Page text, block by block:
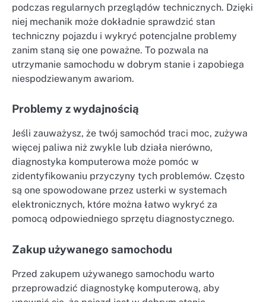
podczas regularnych przeglądów technicznych. Dzięki
niej mechanik może dokładnie sprawdzić stan
techniczny pojazdu i wykryć potencjalne problemy
zanim staną się one poważne. To pozwala na
utrzymanie samochodu w dobrym stanie i zapobiega
niespodziewanym awariom.
Problemy z wydajnością
Jeśli zauważysz, że twój samochód traci moc, zużywa
więcej paliwa niż zwykle lub działa nierówno,
diagnostyka komputerowa może pomóc w
zidentyfikowaniu przyczyny tych problemów. Często
są one spowodowane przez usterki w systemach
elektronicznych, które można łatwo wykryć za
pomocą odpowiedniego sprzętu diagnostycznego.
Zakup używanego samochodu
Przed zakupem używanego samochodu warto
przeprowadzić diagnostykę komputerową, aby